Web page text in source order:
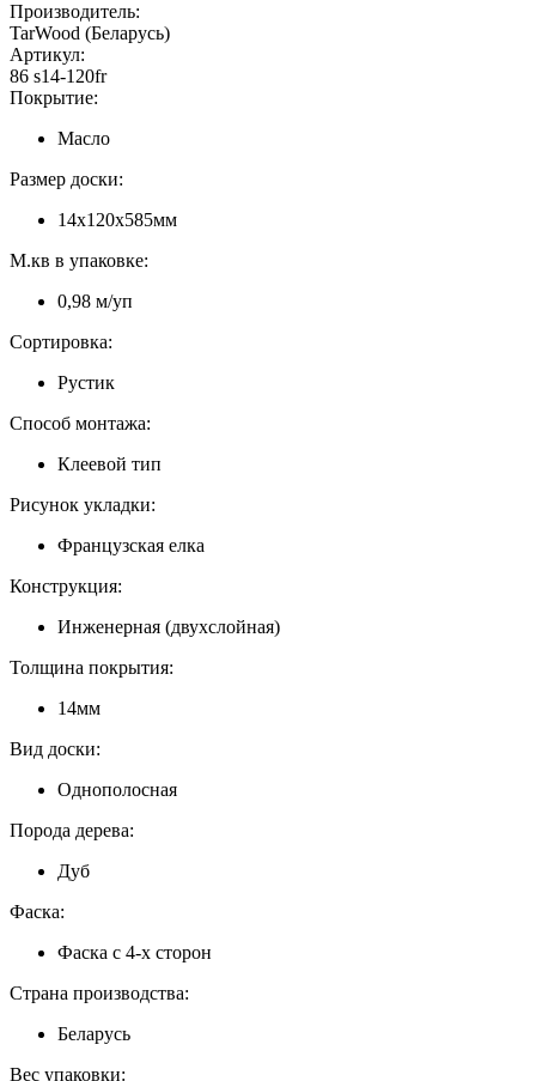
Производитель:
TarWood (Беларусь)
Артикул:
86 s14-120fr
Покрытие:
Масло
Размер доски:
14х120х585мм
М.кв в упаковке:
0,98 м/уп
Сортировка:
Рустик
Способ монтажа:
Клеевой тип
Рисунок укладки:
Французская елка
Конструкция:
Инженерная (двухслойная)
Толщина покрытия:
14мм
Вид доски:
Однополосная
Порода дерева:
Дуб
Фаска:
Фаска с 4-х сторон
Страна производства:
Беларусь
Вес упаковки: